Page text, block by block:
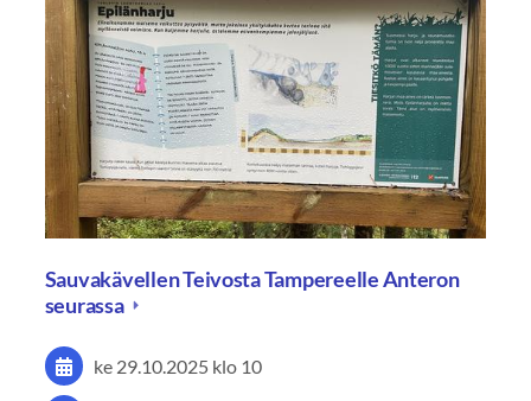
Sauvakävellen Teivosta Tampereelle Anteron
seurassa
ke 29.10.2025 klo 10